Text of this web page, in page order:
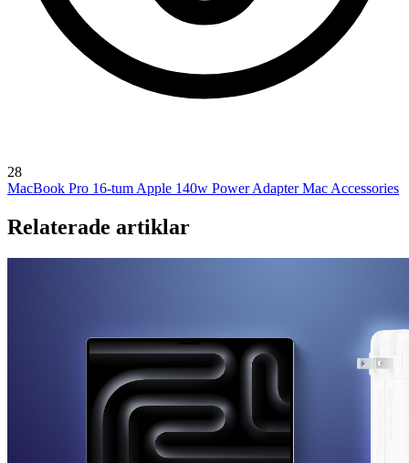
28
MacBook Pro 16-tum Apple 140w Power AdapterMac Accessories
Relaterade artiklar